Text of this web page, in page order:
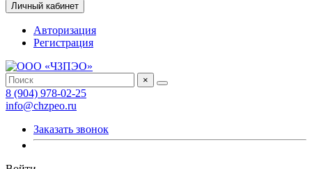
Личный кабинет
Авторизация
Регистрация
×
8 (904) 978-02-25
info@chzpeo.ru
Заказать звонок